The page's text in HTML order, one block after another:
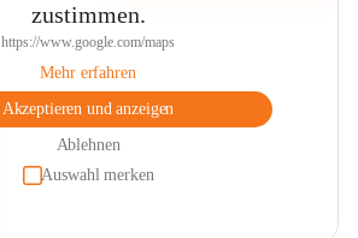
zustimmen.
https://www.google.com/maps
Mehr erfahren
Akzeptieren und anzeigen
Ablehnen
Auswahl merken